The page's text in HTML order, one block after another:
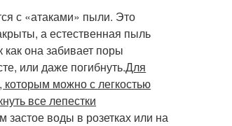
с «атаками» пыли. Это
а естественная пыль
как она забивает поры
или даже погибнуть.Для
можно с легкостью
все лепестки
воды в розетках или на